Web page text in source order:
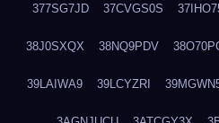
377SG7JD 37CVGS0S
38J0SXQX 38NQ9PDV
39LAIWA9 39LCYZRI